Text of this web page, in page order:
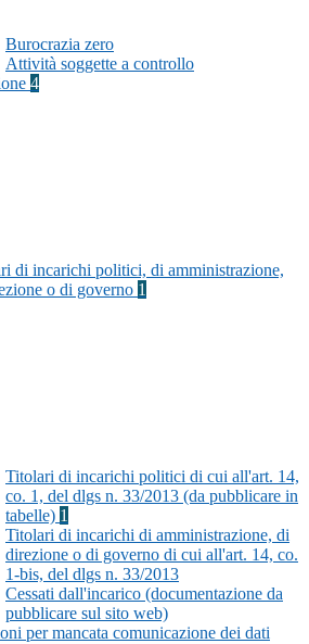
Burocrazia zero
Attività soggette a controllo
4
di incarichi politici, di amministrazione,
o di governo 1
Titolari di incarichi politici di cui all'art. 14,
co. 1, del dlgs n. 33/2013 (da pubblicare in
tabelle) 1
Titolari di incarichi di amministrazione, di
direzione o di governo di cui all'art. 14, co.
1-bis, del dlgs n. 33/2013
Cessati dall'incarico (documentazione da
pubblicare sul sito web)
per mancata comunicazione dei dati